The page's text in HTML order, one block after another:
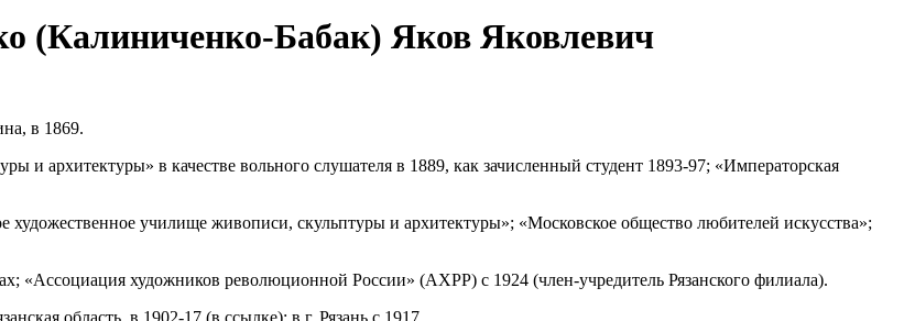
(Калиниченко-Бабак) Яков Яковлевич
в 1869.
и архитектуры» в качестве вольного слушателя в 1889, как зачисленный студент 1893-97; «Императорская
художественное училище живописи, скульптуры и архитектуры»; «Московское общество любителей искусства»;
«Ассоциация художников революционной России» (АХРР) с 1924 (член-учредитель Рязанского филиала).
область, в 1902-17 (в ссылке); в г. Рязань с 1917.